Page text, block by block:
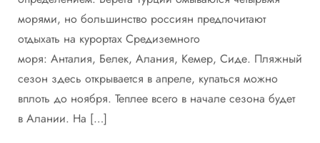
морями, но большинство россиян предпочитают
отдыхать на курортах Средиземного
моря: Анталия, Белек, Алания, Кемер, Сиде. Пляжный
сезон здесь открывается в апреле, купаться можно
вплоть до ноября. Теплее всего в начале сезона будет
в Алании. На […]